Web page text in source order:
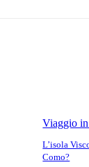
Viaggio
L’isola
Como?